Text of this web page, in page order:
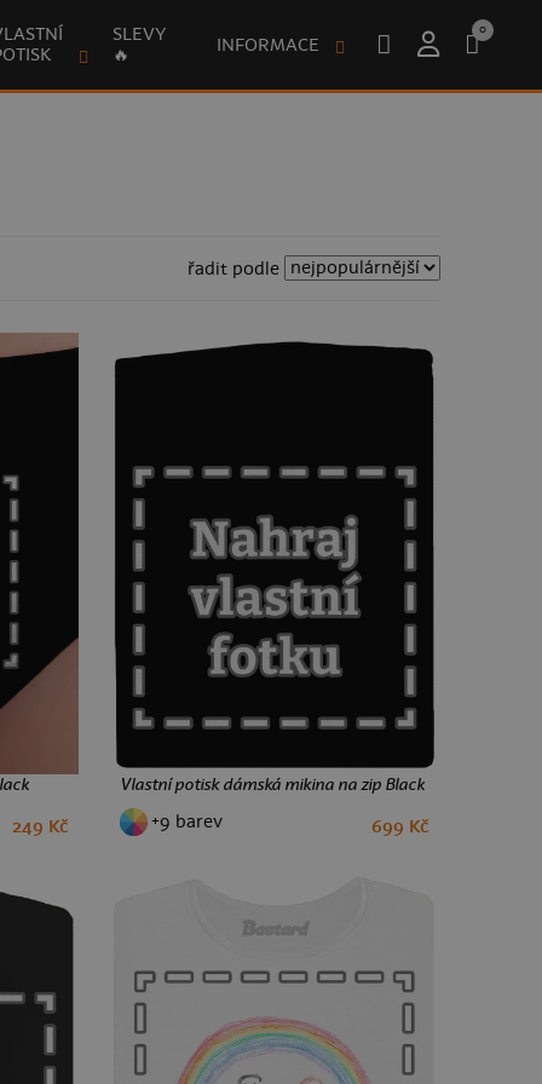
SLEVY
🔥
INFORMACE
0
řadit podle
249 Kč
Vlastní potisk dámská mikina na zip Black
+9 barev
699 Kč